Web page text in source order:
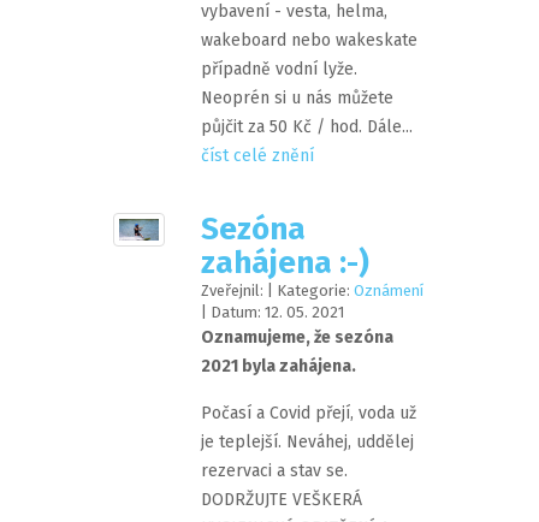
vybavení - vesta, helma,
wakeboard nebo wakeskate
případně vodní lyže.
Neoprén si u nás můžete
půjčit za 50 Kč / hod. Dále...
číst celé znění
Sezóna
zahájena :-)
Zveřejnil: | Kategorie: Oznámení
| Datum: 12. 05. 2021
Oznamujeme, že sezóna
2021 byla zahájena.
Počasí a Covid přejí, voda už
je teplejší. Neváhej, uddělej
rezervaci a stav se.
DODRŽUJTE VEŠKERÁ